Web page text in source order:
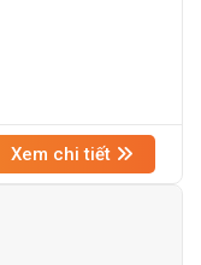
Xem chi tiết